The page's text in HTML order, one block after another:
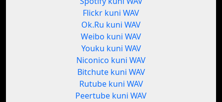
Flickr kuni WAV
Ok.Ru kuni WAV
Weibo kuni WAV
Youku kuni WAV
Niconico kuni WAV
Bitchute kuni WAV
Rutube kuni WAV
Peertube kuni WAV